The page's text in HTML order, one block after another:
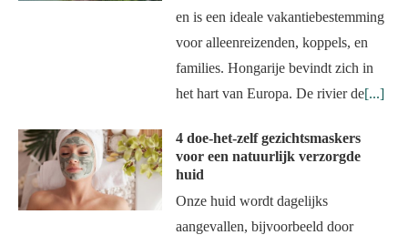
en is een ideale vakantiebestemming
voor alleenreizenden, koppels, en
families. Hongarije bevindt zich in
het hart van Europa. De rivier de[...]
4 doe-het-zelf gezichtsmaskers
voor een natuurlijk verzorgde
huid
Onze huid wordt dagelijks
aangevallen, bijvoorbeeld door